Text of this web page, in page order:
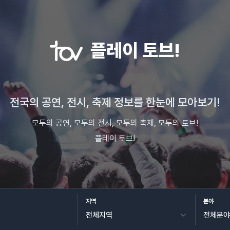
플레이 토브!
전국의 공연, 전시, 축제 정보를 한눈에 모아보기!
모두의 공연, 모두의 전시, 모두의 축제, 모두의 토브!
플레이 토브!
지역 분야